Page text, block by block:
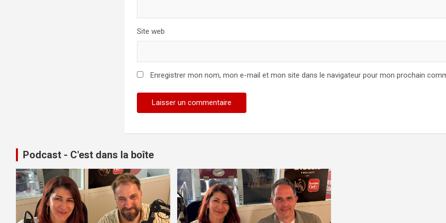
Site web
Enregistrer mon nom, mon e-mail et mon site dans le navigateur pour mon prochain
Podcast - C'est dans la boîte